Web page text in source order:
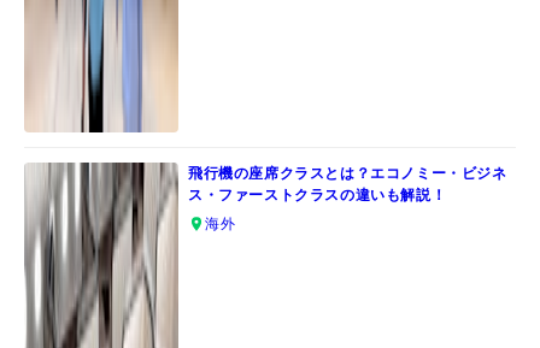
飛行機の座席クラスとは？エコノミー・ビジネ
ス・ファーストクラスの違いも解説！
海外